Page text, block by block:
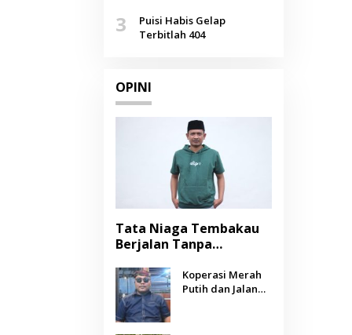
Selendang Benang Merah
Lombang
3
Puisi Habis Gelap
Terbitlah 404
OPINI
Tata Niaga Tembakau
Berjalan Tanpa
Negara Berpihak
kepada Petani?
Koperasi Merah
Putih dan Jalan